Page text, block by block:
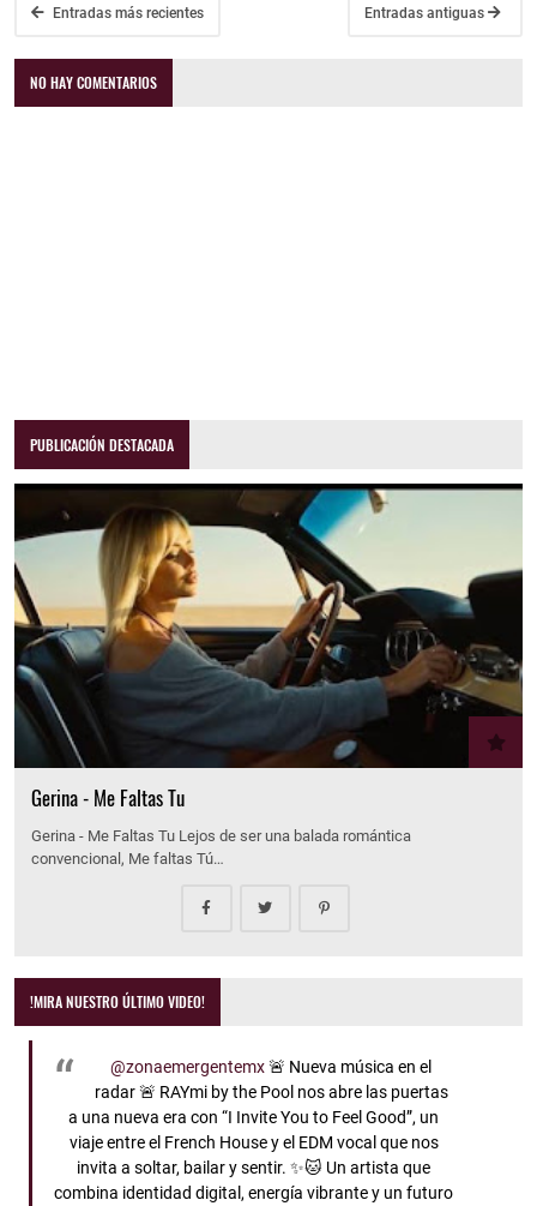
Entradas más recientes Entradas antiguas
NO HAY COMENTARIOS
PUBLICACIÓN DESTACADA
Gerina - Me Faltas Tu
Gerina - Me Faltas Tu Lejos de ser una balada romántica
convencional, Me faltas Tú…
!MIRA NUESTRO ÚLTIMO VIDEO!
@zonaemergentemx🚨 Nueva música en el
radar 🚨 RAYmi by the Pool nos abre las puertas
a una nueva era con “I Invite You to Feel Good”, un
viaje entre el French House y el EDM vocal que nos
invita a soltar, bailar y sentir. ✨🐱 Un artista que
combina identidad digital, energía vibrante y un futuro